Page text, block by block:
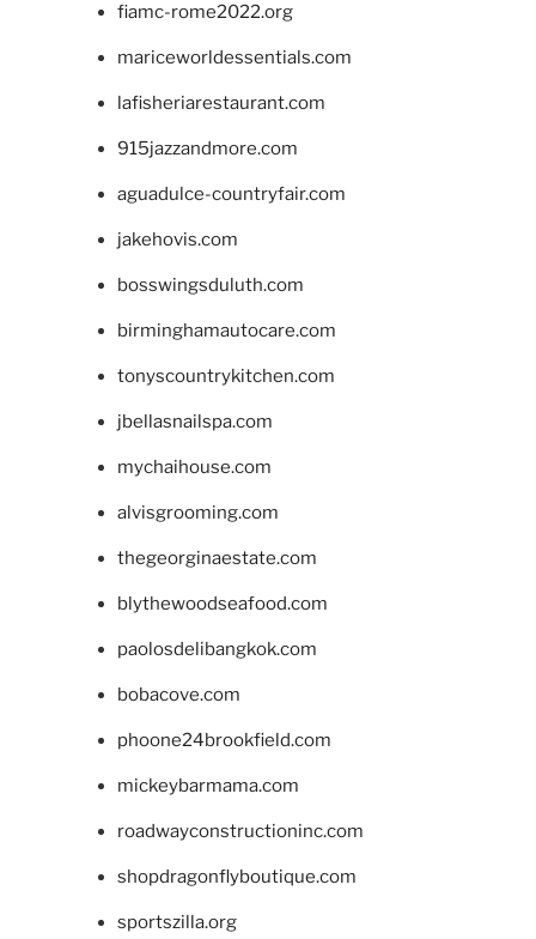
fiamc-rome2022.org
mariceworldessentials.com
lafisheriarestaurant.com
915jazzandmore.com
aguadulce-countryfair.com
jakehovis.com
bosswingsduluth.com
birminghamautocare.com
tonyscountrykitchen.com
jbellasnailspa.com
mychaihouse.com
alvisgrooming.com
thegeorginaestate.com
blythewoodseafood.com
paolosdelibangkok.com
bobacove.com
phoone24brookfield.com
mickeybarmama.com
roadwayconstructioninc.com
shopdragonflyboutique.com
sportszilla.org